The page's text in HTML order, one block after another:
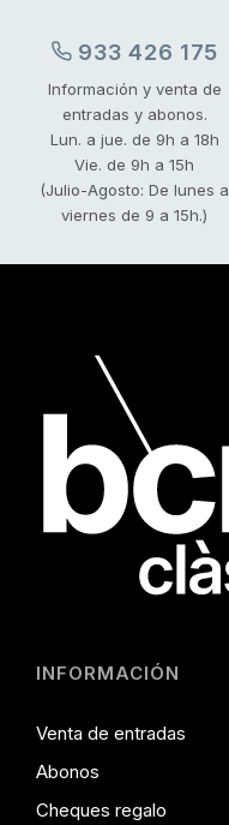
933 426 175
Información y venta de
entradas y abonos.
Lun. a jue. de 9h a 18h
Vie. de 9h a 15h
(Julio-Agosto: De lunes a
viernes de 9 a 15h.)
INFORMACIÓN
Venta de entradas
Abonos
Cheques regalo